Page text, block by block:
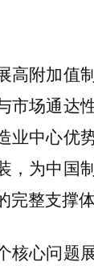
高附加值
市场通达
业中心优
，为中国
整支撑体
核心问题